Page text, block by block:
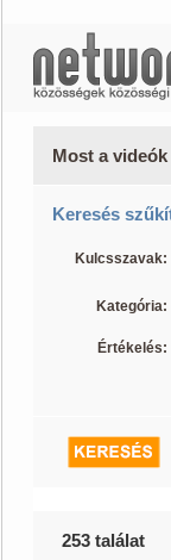
Most a
Keresés
Kulcsszavak:
Kategória:
Értékelés:
253 találat